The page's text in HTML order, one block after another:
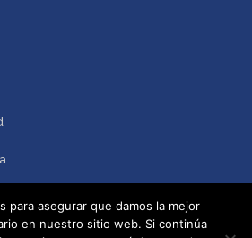
para asegurar que damos la mejor
en nuestro sitio web. Si continúa